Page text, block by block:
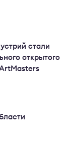
стали
открытого